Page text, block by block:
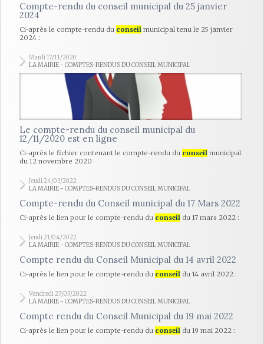
Compte-rendu du conseil municipal du 25 janvier
2024
Ci-après le compte-rendu du conseil municipal tenu le 25 janvier
2024 :
Mardi 17/11/2020
LA MAIRIE - COMPTES-RENDUS DU CONSEIL MUNICIPAL
Le compte-rendu du conseil municipal du
12/11/2020 est en ligne
Ci-après le fichier contenant le compte-rendu du conseil municipal
du 12 novembre 2020
Jeudi 24/03/2022
LA MAIRIE - COMPTES-RENDUS DU CONSEIL MUNICIPAL
Compte-rendu du Conseil municipal du 17 Mars 2022
Ci-après le lien pour le compte-rendu du conseil du 17 mars 2022 :
Jeudi 21/04/2022
LA MAIRIE - COMPTES-RENDUS DU CONSEIL MUNICIPAL
Compte rendu du Conseil Municipal du 14 avril 2022
Ci-après le lien pour le compte-rendu du conseil du 14 avril 2022 :
Vendredi 27/05/2022
LA MAIRIE - COMPTES-RENDUS DU CONSEIL MUNICIPAL
Compte rendu du Conseil Municipal du 19 mai 2022
Ci-après le lien pour le compte-rendu du conseil du 19 mai 2022 :